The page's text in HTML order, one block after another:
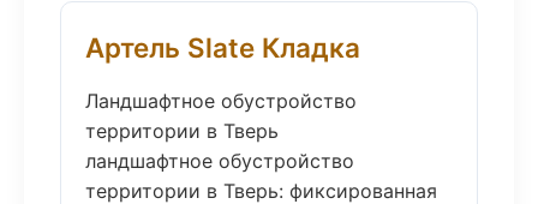
Артель Slate Кладка
Ландшафтное обустройство
территории в Тверь
ландшафтное обустройство
территории в Тверь: фиксированная